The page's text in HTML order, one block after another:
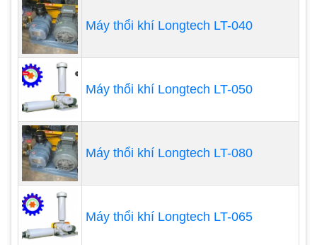
Cung cấp cho mức oxy chính xác bất cứ lúc nào
Máy thổi khí Longtech LT-040
Máy thổi khí Longtech LT-050
Máy thổi khí Longtech LT-080
Máy thổi khí Longtech LT-065